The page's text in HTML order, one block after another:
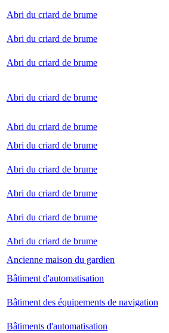
Abri du criard de brume
Abri du criard de brume
Abri du criard de brume
Abri du criard de brume
Abri du criard de brume
Abri du criard de brume
Abri du criard de brume
Abri du criard de brume
Abri du criard de brume
Abri du criard de brume
Ancienne maison du gardien
Bâtiment d'automatisation
Bâtiment des équipements de navigation
Bâtiments d'automatisation